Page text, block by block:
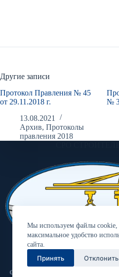
Мы используем файлы cookie,
максимальное удобство
сайта.
Принять Отклонить
Другие записи
Протокол Правления № 45
от 29.11.2018 г.
13.08.2021
Архив, Протоколы
правления 2018
№
Ассоциация
строительных